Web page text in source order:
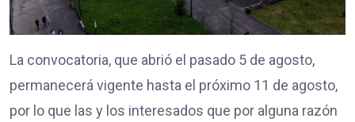
La convocatoria, que abrió el pasado 5 de agosto,
permanecerá vigente hasta el próximo 11 de agosto,
por lo que las y los interesados que por alguna razón